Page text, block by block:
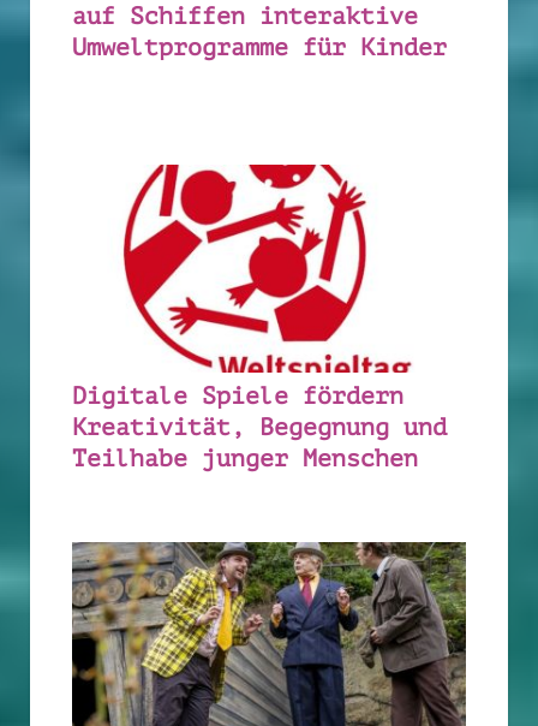
auf Schiffen interaktive
Umweltprogramme für Kinder
Digitale Spiele fördern
Kreativität, Begegnung und
Teilhabe junger Menschen